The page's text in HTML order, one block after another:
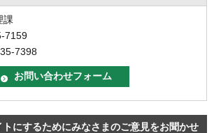
課
7159
7398
トにするためにみなさまのご意見をお聞かせ